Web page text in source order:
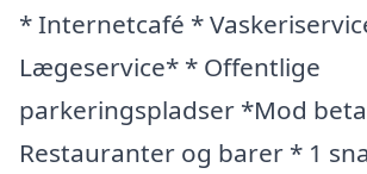
* Internetcafé *
Lægeservice* * Offentlige
parkeringspladser *Mod
Restauranter og barer * 1